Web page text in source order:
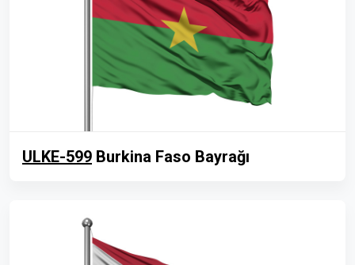
ULKE-599 Burkina Faso Bayrağı